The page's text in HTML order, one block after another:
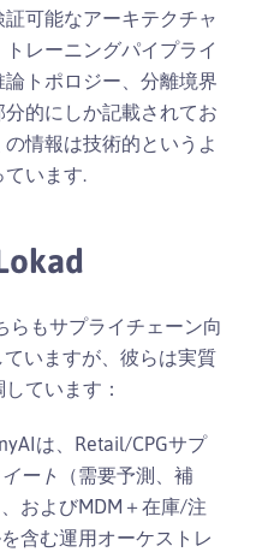
可能なアーキテクチャ
レーニングパイプライ
トポロジー、分離境界
的にしか記載されてお
情報は技術的というよ
ています.
らもサプライチェーン向
いますが、彼らは実質
ています：
は、Retail/CPGサプ
ート
（需要予測、補
およびMDM＋在庫/注
含む運用オーケストレ